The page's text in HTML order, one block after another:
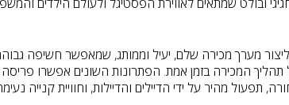
מערך מכירה שלם, יעיל וממותג, שמאפשר חשיפה
המכירה בזמן אמת. הפתרונות השונים אפשרו
תפעול מהיר על ידי הדיילים והדיילות, וחוויית קנייה